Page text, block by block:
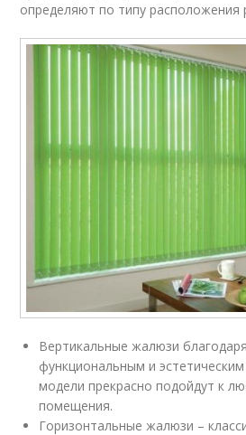
определяют по типу расположения
Вертикальные жалюзи
функциональным и
модели прекрасно подойдут к
помещения.
Горизонтальные жалюзи –